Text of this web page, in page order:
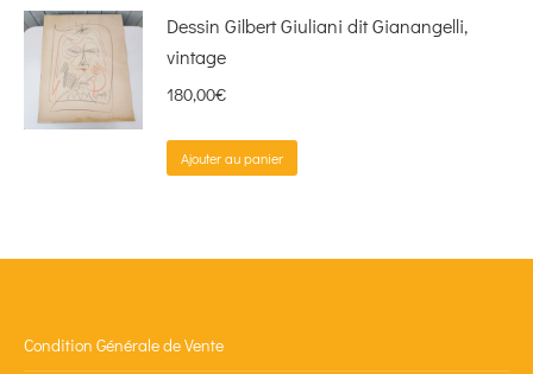
Dessin Gilbert Giuliani dit Gianangelli,
vintage
180,00€
Ajouter au panier
Condition Générale de Vente